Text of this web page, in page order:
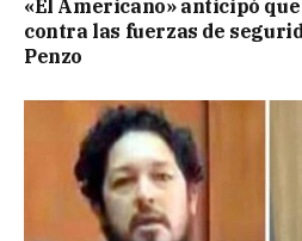
«El Americano» anticipó
contra las fuerzas de
Penzo